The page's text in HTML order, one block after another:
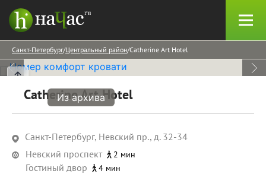
Санкт-Петербург Центральный район Catherine Art Hotel
Из архива
Catherine Art Hotel
Санкт-Петербург, Невский пр., д. 32-34
Невский проспект
2 мин
Гостиный двор 4 мин